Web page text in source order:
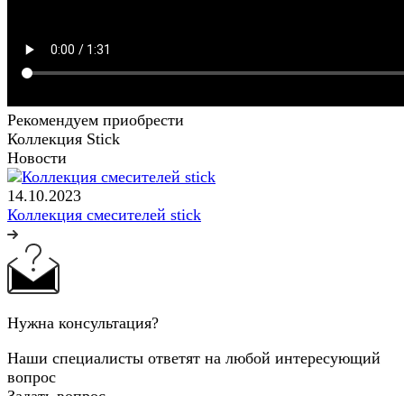
Рекомендуем приобрести
Коллекция Stick
Новости
14.10.2023
Коллекция смесителей stick
Нужна консультация?
Наши специалисты ответят на любой интересующий
вопрос